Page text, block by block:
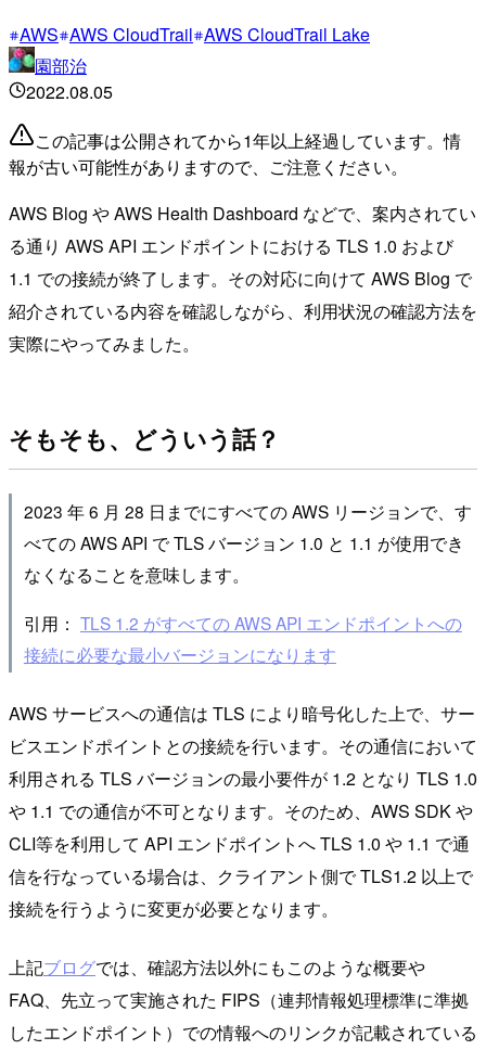
AWS AWS CloudTrail AWS CloudTrail Lake
園部治
2022.08.05
この記事は公開されてから1年以上経過しています。情
報が古い可能性がありますので、ご注意ください。
AWS Blog や AWS Health Dashboard などで、案内されてい
る通り AWS API エンドポイントにおける TLS 1.0 および
1.1 での接続が終了します。その対応に向けて AWS Blog で
紹介されている内容を確認しながら、利用状況の確認方法を
実際にやってみました。
そもそも、どういう話？
2023 年 6 月 28 日までにすべての AWS リージョンで、す
べての AWS API で TLS バージョン 1.0 と 1.1 が使用でき
なくなることを意味します。
引用： TLS 1.2 がすべての AWS API エンドポイントへの
接続に必要な最小バージョンになります
AWS サービスへの通信は TLS により暗号化した上で、サー
ビスエンドポイントとの接続を行います。その通信において
利用される TLS バージョンの最小要件が 1.2 となり TLS 1.0
や 1.1 での通信が不可となります。そのため、AWS SDK や
CLI等を利用して API エンドポイントへ TLS 1.0 や 1.1 で通
信を行なっている場合は、クライアント側で TLS1.2 以上で
接続を行うように変更が必要となります。
上記ブログでは、確認方法以外にもこのような概要や
FAQ、先立って実施された FIPS（連邦情報処理標準に準拠
したエンドポイント）での情報へのリンクが記載されている